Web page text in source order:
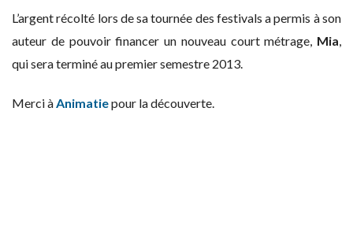
L’argent récolté lors de sa tournée des festivals a permis à son
auteur de pouvoir financer un nouveau court métrage, Mia
qui sera terminé au premier semestre 2013.
Merci à Animatiepour la découverte.